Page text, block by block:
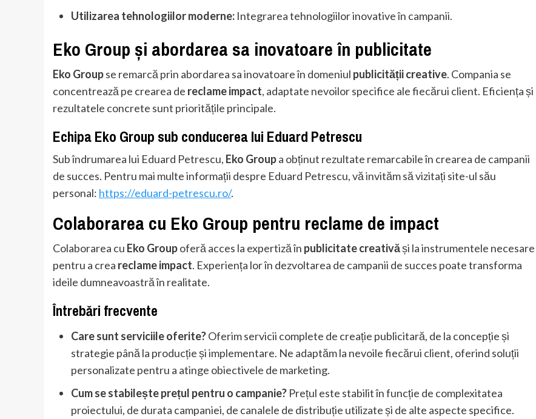
Utilizarea tehnologiilor moderne: Integrarea tehnologiilor inovative în campanii.
Eko Group și abordarea sa inovatoare în publicitate
Eko Groupse remarcă prin abordarea sa inovatoare în domeniul publicității creative. Compania se
concentrează pe crearea de reclame impact, adaptate nevoilor specifice ale fiecărui client. Eficiența și
rezultatele concrete sunt prioritățile principale.
Echipa Eko Group sub conducerea lui Eduard Petrescu
Sub îndrumarea lui Eduard Petrescu, Eko Groupa obținut rezultate remarcabile în crearea de campanii
de succes. Pentru mai multe informații despre Eduard Petrescu, vă invităm să vizitați site-ul său
personal: https://eduard-petrescu.ro/.
Colaborarea cu Eko Group pentru reclame de impact
Colaborarea cu Eko Groupoferă acces la expertiză în publicitate creativăși la instrumentele necesare
pentru a crea reclame impact. Experiența lor în dezvoltarea de campanii de succes poate transforma
ideile dumneavoastră în realitate.
Întrebări frecvente
Care sunt serviciile oferite?Oferim servicii complete de creație publicitară, de la concepție și
strategie până la producție și implementare. Ne adaptăm la nevoile fiecărui client, oferind soluții
personalizate pentru a atinge obiectivele de marketing.
Cum se stabilește prețul pentru o campanie? Prețul este stabilit în funcție de complexitatea
proiectului, de durata campaniei, de canalele de distribuție utilizate și de alte aspecte specifice.